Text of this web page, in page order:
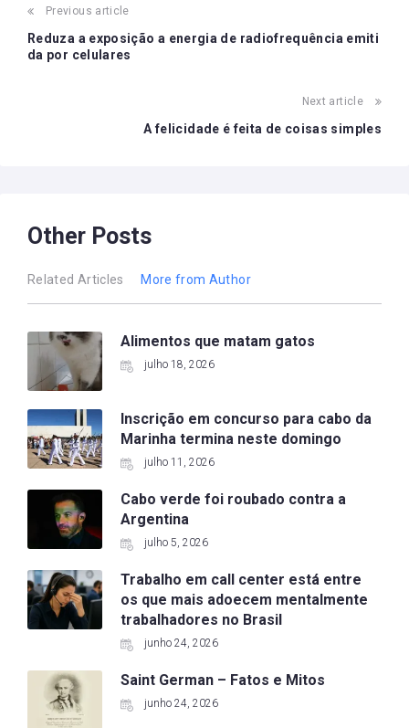
Post
navigation
Previous article
Reduza a exposição a energia de radiofrequência emiti
da por celulares
Next article
A felicidade é feita de coisas simples
Other Posts
Related Articles More from Author
Alimentos que matam gatos
julho 18, 2026
Inscrição em concurso para cabo da
Marinha termina neste domingo
julho 11, 2026
Cabo verde foi roubado contra a
Argentina
julho 5, 2026
Trabalho em call center está entre
os que mais adoecem mentalmente
trabalhadores no Brasil
junho 24, 2026
Saint German – Fatos e Mitos
junho 24, 2026